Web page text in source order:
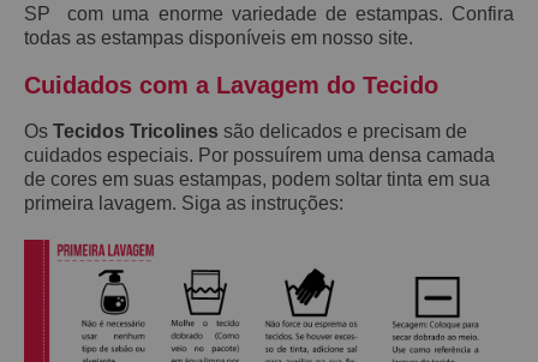
SP com uma enorme variedade de estampas. Confira
todas as estampas disponíveis em nosso site.
Cuidados com a Lavagem do Tecido
Os Tecidos Tricolines são delicados e precisam de
cuidados especiais. Por possuírem uma densa camada
de cores em suas estampas, podem soltar tinta em sua
primeira lavagem. Siga as instruções: